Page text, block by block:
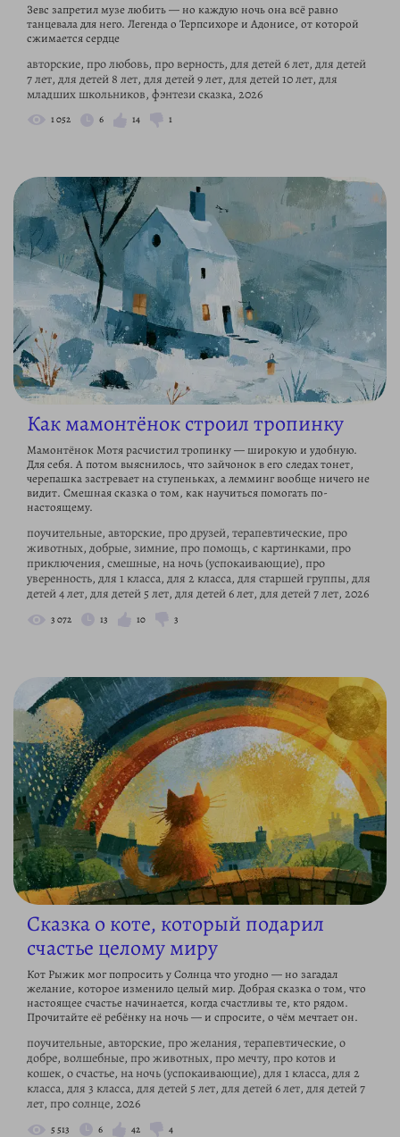
Зевс запретил музе любить — но каждую ночь она всё равно
танцевала для него. Легенда о Терпсихоре и Адонисе, от которой
сжимается сердце
авторские, про любовь, про верность, для детей 6 лет, для детей
7 лет, для детей 8 лет, для детей 9 лет, для детей 10 лет, для
младших школьников, фэнтези сказка, 2026
1 052 6 14 1
Как мамонтёнок строил тропинку
Мамонтёнок Мотя расчистил тропинку — широкую и удобную.
Для себя. А потом выяснилось, что зайчонок в его следах тонет,
черепашка застревает на ступеньках, а лемминг вообще ничего не
видит. Смешная сказка о том, как научиться помогать по-
настоящему.
поучительные, авторские, про друзей, терапевтические, про
животных, добрые, зимние, про помощь, с картинками, про
приключения, смешные, на ночь (успокаивающие), про
уверенность, для 1 класса, для 2 класса, для старшей группы, для
детей 4 лет, для детей 5 лет, для детей 6 лет, для детей 7 лет, 2026
3 072 13 10 3
Сказка о коте, который подарил
счастье целому миру
Кот Рыжик мог попросить у Солнца что угодно — но загадал
желание, которое изменило целый мир. Добрая сказка о том, что
настоящее счастье начинается, когда счастливы те, кто рядом.
Прочитайте её ребёнку на ночь — и спросите, о чём мечтает он.
поучительные, авторские, про желания, терапевтические, о
добре, волшебные, про животных, про мечту, про котов и
кошек, о счастье, на ночь (успокаивающие), для 1 класса, для 2
класса, для 3 класса, для детей 5 лет, для детей 6 лет, для детей 7
лет, про солнце, 2026
5 513 6 42 4